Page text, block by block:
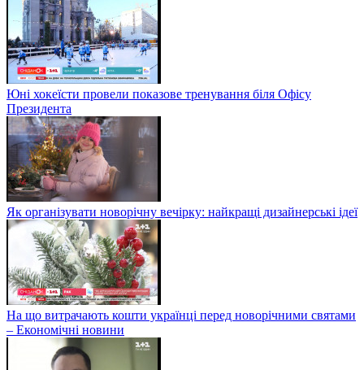
Юні хокеїсти провели показове тренування біля Офісу
Президента
Як організувати новорічну вечірку: найкращі дизайнерські ідеї
На що витрачають кошти українці перед новорічними святами
– Економічні новини